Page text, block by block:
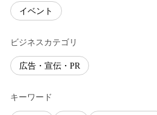
イベント
ビジネスカテゴリ
広告・宣伝・PR
キーワード